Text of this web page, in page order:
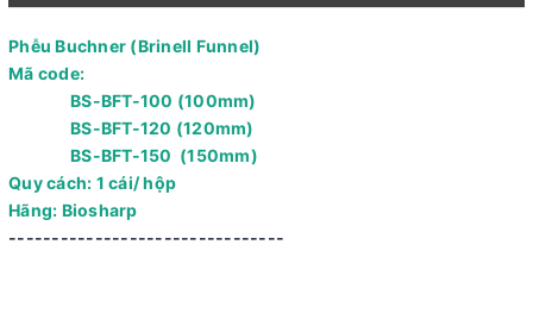
Phễu Buchner (Brinell Funnel)
Mã code:
BS-BFT-100 (100mm)
BS-BFT-120 (120mm)
BS-BFT-150 (150mm)
Quy cách: 1 cái/ hộp
Hãng: Biosharp
--------------------------------